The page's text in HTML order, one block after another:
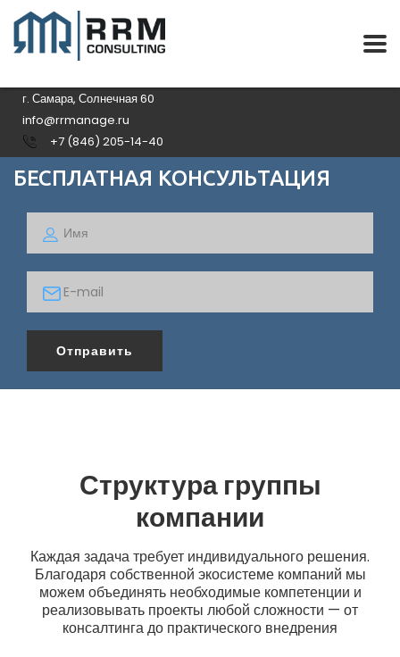
г. Самара, Солнечная 60
info@rrmanage.ru
+7 (846) 205-14-40
БЕСПЛАТНАЯ КОНСУЛЬТАЦИЯ
Отправить
Структура группы
компании
Каждая задача требует индивидуального решения.
Благодаря собственной экосистеме компаний мы
можем объединять необходимые компетенции и
реализовывать проекты любой сложности — от
консалтинга до практического внедрения